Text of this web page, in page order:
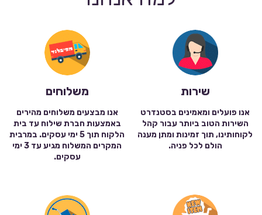
שירות
אנו פועלים ומאמינים בסטנדרט
השירות הטוב ביותר עבור קהל
לקוחותינו, תוך זמינות ומתן מענה
הולם לכל פניה.
משלוחים
אנו מבצעים משלוחים מהירים
באמצעות חברת שילוח עד בית
הלקוח תוך 5 ימי עסקים. במרבית
המקרים המשלוח מגיע עד 3 ימי
עסקים.